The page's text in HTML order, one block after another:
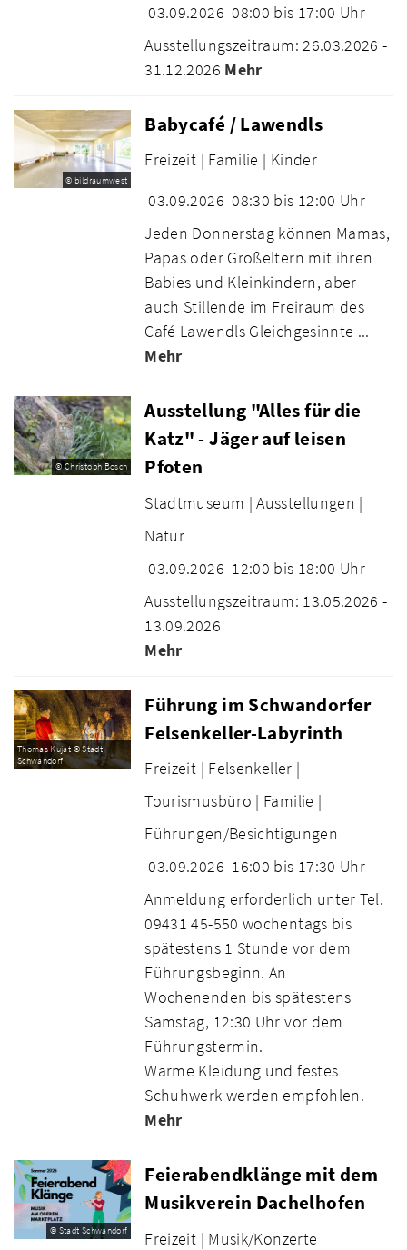
03.09.2026 08:00 bis 17:00 Uhr
Ausstellungszeitraum: 26.03.2026 -
31.12.2026 Mehr
© bildraumwest
Babycafé / Lawendls
Freizeit | Familie | Kinder
03.09.2026 08:30 bis 12:00 Uhr
Jeden Donnerstag können Mamas,
Papas oder Großeltern mit ihren
Babies und Kleinkindern, aber
auch Stillende im Freiraum des
Café Lawendls Gleichgesinnte ...
Mehr
© Christoph Bosch
Ausstellung "Alles für die
Katz" - Jäger auf leisen
Pfoten
Stadtmuseum | Ausstellungen |
Natur
03.09.2026 12:00 bis 18:00 Uhr
Ausstellungszeitraum: 13.05.2026 -
13.09.2026
Mehr
Thomas Kujat © Stadt
Schwandorf
Führung im Schwandorfer
Felsenkeller-Labyrinth
Freizeit | Felsenkeller |
Tourismusbüro | Familie |
Führungen/Besichtigungen
03.09.2026 16:00 bis 17:30 Uhr
Anmeldung erforderlich unter Tel.
09431 45-550 wochentags bis
spätestens 1 Stunde vor dem
Führungsbeginn. An
Wochenenden bis spätestens
Samstag, 12:30 Uhr vor dem
Führungstermin.
Warme Kleidung und festes
Schuhwerk werden empfohlen.
Mehr
© Stadt Schwandorf
Feierabendklänge mit dem
Musikverein Dachelhofen
Freizeit | Musik/Konzerte